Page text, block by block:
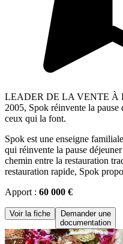
LEADER DE LA VENTE À
2005, Spok réinvente la
ceux qui la font.
Spok est une enseigne
qui réinvente la pause
chemin entre la restauration
restauration rapide, Spok
Apport : 60 000 €
Voir la fiche
Demander une
documentation